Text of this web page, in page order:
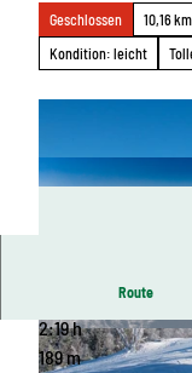
Geschlossen 10,16
Kondition: leicht
© Detlef Müller, Tourist-
Route
2:19 h
189 m